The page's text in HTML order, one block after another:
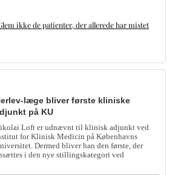
ikke de patienter, der allerede har mistet
læge bliver første kliniske
på KU
Loft er udnævnt til klinisk adjunkt ved
for Klinisk Medicin på Københavns
Dermed bliver han den første, der
i den nye stillingskategori ved